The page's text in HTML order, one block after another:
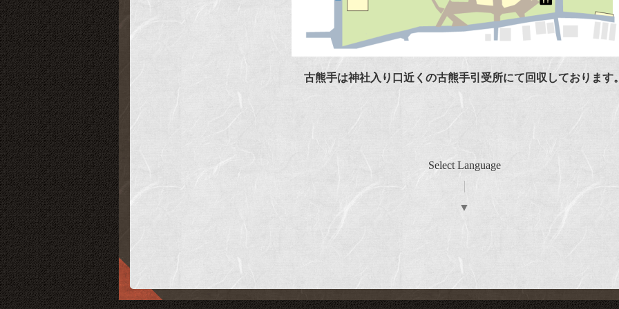
古熊手は神社入り口近くの古熊手引受所にて回収しております
Select Language
▼